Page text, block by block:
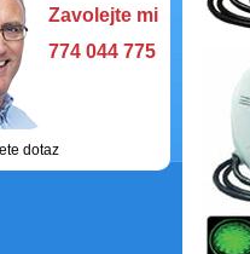
Zavolejte mi
774 044 775
dotaz